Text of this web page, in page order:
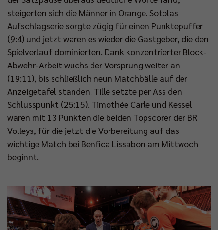
steigerten sich die Männer in Orange. Sotolas
Aufschlagserie sorgte zügig für einen Punktepuffer
(9:4) und jetzt waren es wieder die Gastgeber, die den
Spielverlauf dominierten. Dank konzentrierter Block-
Abwehr-Arbeit wuchs der Vorsprung weiter an
(19:11), bis schließlich neun Matchbälle auf der
Anzeigetafel standen. Tille setzte per Ass den
Schlusspunkt (25:15). Timothée Carle und Kessel
waren mit 13 Punkten die beiden Topscorer der BR
Volleys, für die jetzt die Vorbereitung auf das
wichtige Match bei Benfica Lissabon am Mittwoch
beginnt.